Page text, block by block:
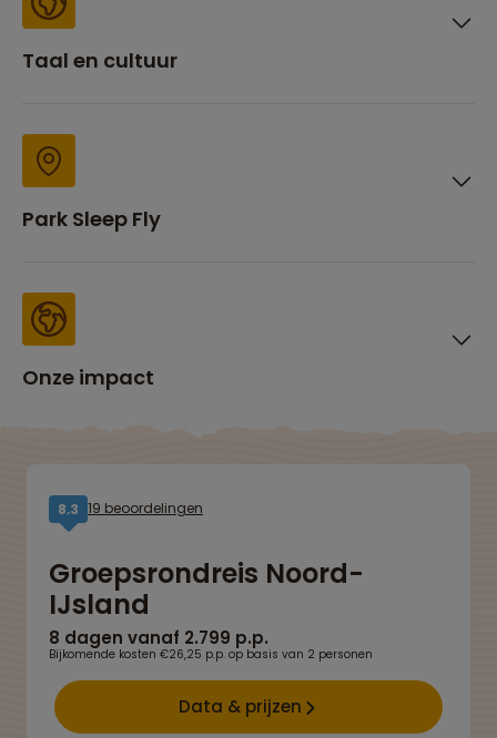
Taal en cultuur
Park Sleep Fly
Onze impact
8,3 19 beoordelingen
Groepsrondreis Noord-
IJsland
8 dagen vanaf 2.799 p.p.
Bijkomende kosten €26,25 p.p. op basis van 2 personen
Data & prijzen